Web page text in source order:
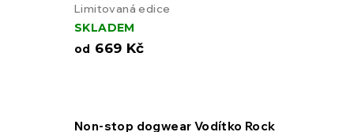
Limitovaná edice
SKLADEM
od 669 Kč
Non-stop dogwear Vodítko Rock